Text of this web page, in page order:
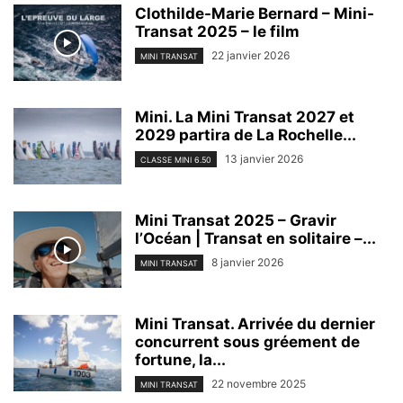
Clothilde-Marie Bernard – Mini-
Transat 2025 – le film
MINI TRANSAT 22 janvier 2026
Mini. La Mini Transat 2027 et
2029 partira de La Rochelle...
CLASSE MINI 6.50 13 janvier 2026
Mini Transat 2025 – Gravir
l’Océan | Transat en solitaire –...
MINI TRANSAT 8 janvier 2026
Mini Transat. Arrivée du dernier
concurrent sous gréement de
fortune, la...
MINI TRANSAT 22 novembre 2025